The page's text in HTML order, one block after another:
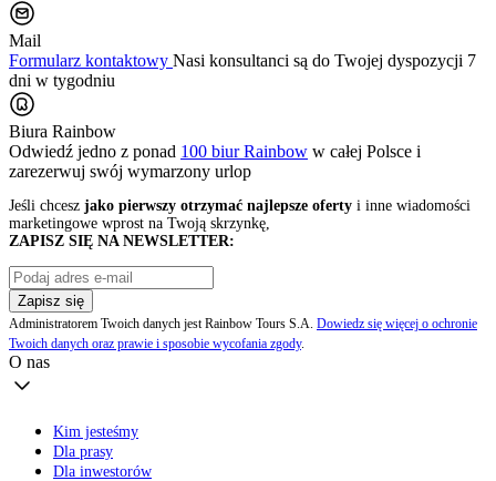
Mail
Formularz kontaktowy Nasi konsultanci są do Twojej dyspozycji 7
dni w tygodniu
Biura Rainbow
Odwiedź jedno z ponad 100 biur Rainbow w całej Polsce i
zarezerwuj swój wymarzony urlop
Jeśli chcesz jako pierwszy otrzymać najlepsze oferty i inne wiadomości
marketingowe wprost na Twoją skrzynkę,
ZAPISZ SIĘ NA NEWSLETTER:
Zapisz się
Administratorem Twoich danych jest Rainbow Tours S.A. Dowiedz się więcej o ochronie
Twoich danych oraz prawie i sposobie wycofania zgody.
O nas
Kim jesteśmy
Dla prasy
Dla inwestorów